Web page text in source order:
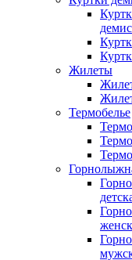
Жилеты
Термобелье